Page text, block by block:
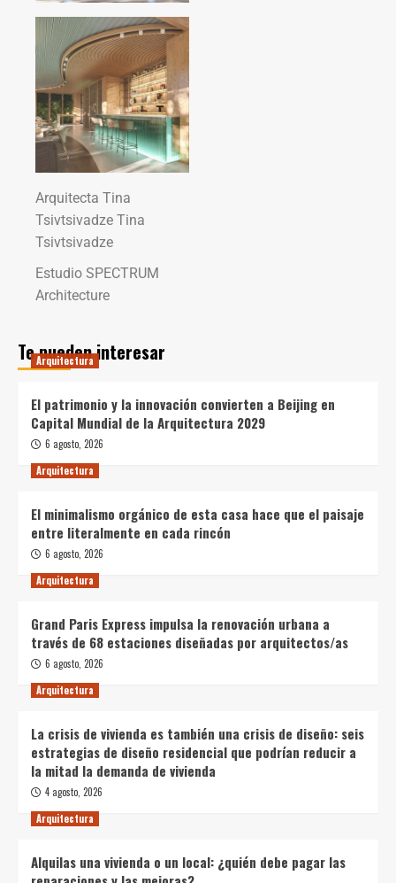
Arquitecta Tina
Tsivtsivadze Tina
Tsivtsivadze
Estudio SPECTRUM
Architecture
Te pueden interesar
Arquitectura
El patrimonio y la innovación convierten a Beijing en
Capital Mundial de la Arquitectura 2029
6 agosto, 2026
Arquitectura
El minimalismo orgánico de esta casa hace que el paisaje
entre literalmente en cada rincón
6 agosto, 2026
Arquitectura
Grand Paris Express impulsa la renovación urbana a
través de 68 estaciones diseñadas por arquitectos/as
6 agosto, 2026
Arquitectura
La crisis de vivienda es también una crisis de diseño: seis
estrategias de diseño residencial que podrían reducir a
la mitad la demanda de vivienda
4 agosto, 2026
Arquitectura
Alquilas una vivienda o un local: ¿quién debe pagar las